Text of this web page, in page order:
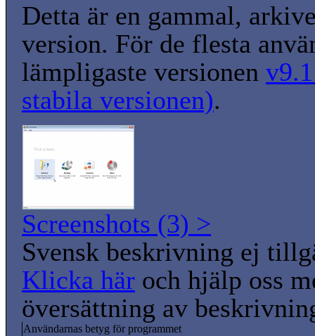
Detta är en gammal,
version. För de flesta
lämpligaste versionen
stabila versionen).
Screenshots (3) >
Svensk beskrivning ej
Klicka här och hjälp oss
översättning av
Användarnas betyg för programmet